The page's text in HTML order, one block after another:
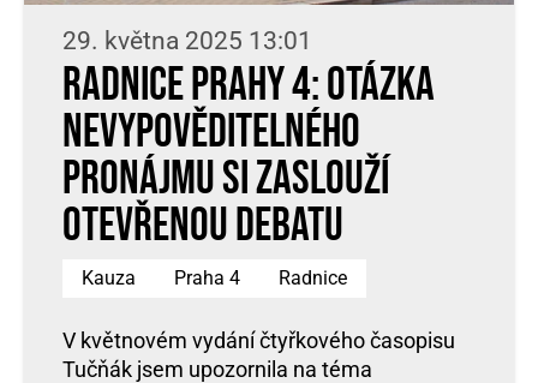
29. května 2025 13:01
Radnice Prahy 4: Otázka
nevypověditelného
pronájmu si zaslouží
otevřenou debatu
Kauza Praha 4 Radnice
V květnovém vydání čtyřkového časopisu
Tučňák jsem upozornila na téma